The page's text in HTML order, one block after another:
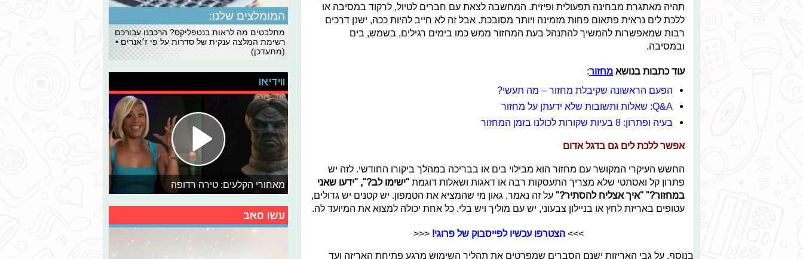
תהיה מאתגרת מבחינה תפעולית ופיזית. המחשבה לצאת עם חברים לטיול, לרקוד במסיבה או
ללכת לים נראית פתאום פחות מזמינה ויותר מסובכת. אבל זה לא חייב להיות ככה, ישנן דרכים
רבות שמאפשרות להמשיך להתנהל בעת המחזור ממש כמו בימים רגילים, בשמש, בים
ובמסיבה.
עוד כתבות בנושא מחזור:
הפעם הראשונה שקיבלת מחזור – מה תעשי?
Q&A: שאלות ותשובות שלא ידעתן על מחזור
בעיה ופתרון: 8 בעיות שקורות לכולנו בזמן המחזור
אפשר ללכת לים גם בדגל אדום
החשש העיקרי המקושר עם מחזור הוא מבילוי בים או בבריכה במהלך ביקורו החודשי. לזה יש
פתרון קל ואסתטי שלא מצריך התעסקות רבה או דאגות ושאלות דוגמת "ישימו לב?", "ידעו שאני
במחזור?" "איך אצליח להסתיר?" על זה נאמר, גאון מי שהמציא את הטמפון. יש קטנים יש גדולים,
עטופים באריזת לחץ או בניילון צבעוני, יש עם מוליך ויש בלי. כל אחת יכולה למצוא את המיועד לה.
>>> הצטרפו עכשיו לפייסבוק של פרוגי! <<<
בנוסף, על גבי האריזות ישנם הסברים שמפרטים את תהליך השימוש מרגע פתיחת האריזה ועד
המומלצים שלנו:
מתלבטים מה לראות בנטפליקס? הרכבנו עבורכם
רשימת המלצה ענקית של סדרות על פי ז׳אנרים •
(מתעדכן)
ווידיאו
מאחורי הקלעים: טירה רדופה
עשו סאב